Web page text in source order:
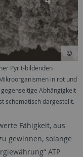
Pyrit-bildenden
in rot und
Abhängigkeit
schematisch dargestellt.
Fähigkeit, aus
gewinnen, solange
ATP